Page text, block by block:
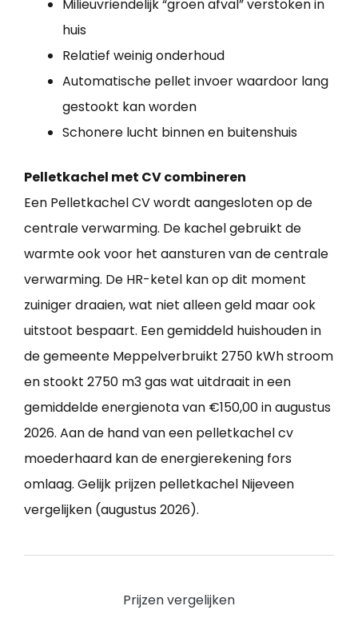
Milieuvriendelijk “groen afval” verstoken in
huis
Relatief weinig onderhoud
Automatische pellet invoer waardoor lang
gestookt kan worden
Schonere lucht binnen en buitenshuis
Pelletkachel met CV combineren
Een Pelletkachel CV wordt aangesloten op de
centrale verwarming. De kachel gebruikt de
warmte ook voor het aansturen van de centrale
verwarming. De HR-ketel kan op dit moment
zuiniger draaien, wat niet alleen geld maar ook
uitstoot bespaart. Een gemiddeld huishouden in
de gemeente Meppelverbruikt 2750 kWh stroom
en stookt 2750 m3 gas wat uitdraait in een
gemiddelde energienota van €150,00 in augustus
2026. Aan de hand van een pelletkachel cv
moederhaard kan de energierekening fors
omlaag. Gelijk prijzen pelletkachel Nijeveen
vergelijken (augustus 2026).
Prijzen vergelijken